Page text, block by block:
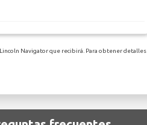
Navigator que recibirá. Para obtener detalles